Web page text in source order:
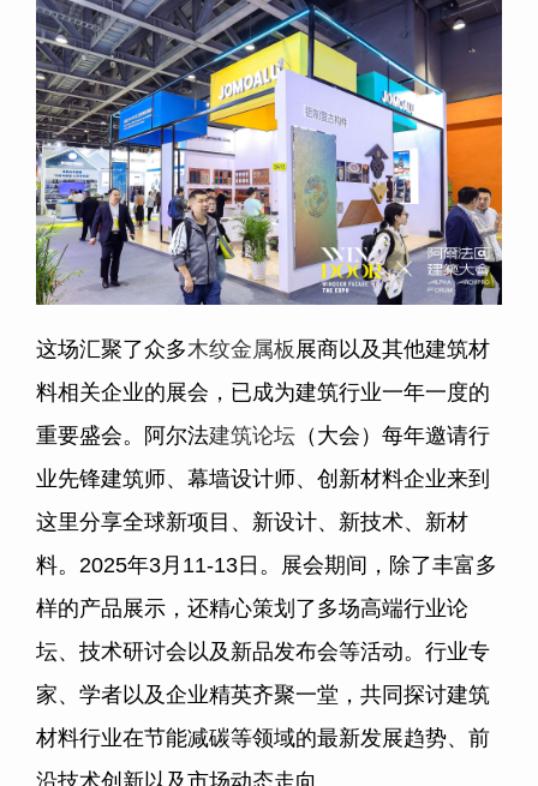
这场汇聚了众多木纹金属板 展商以及其他建筑材
料相关企业的展会，已成为建筑行业一年一度的
重要盛会。阿尔法建筑论坛 （大会）每年邀请行
业先锋建筑师、幕墙设计师、创新材料企业来到
这里分享全球新项目、新设计、新技术、新材
料。2025年3月11-13日。展会期间，除了丰富多
样的产品展示，还精心策划了多场高端行业论
坛、技术研讨会以及新品发布会等活动。行业专
家、学者以及企业精英齐聚一堂，共同探讨建筑
材料行业在节能减碳等领域的最新发展趋势、前
沿技术创新以及市场动态走向。